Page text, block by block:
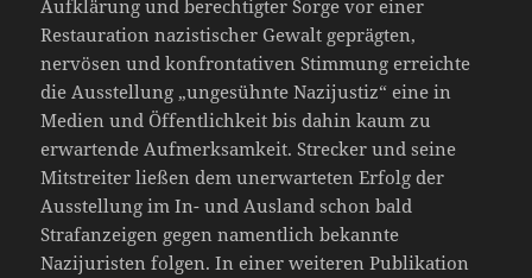
Aufklärung und berechtigter Sorge vor einer
Restauration nazistischer Gewalt geprägten,
nervösen und konfrontativen Stimmung erreichte
die Ausstellung „ungesühnte Nazijustiz“ eine in
Medien und Öffentlichkeit bis dahin kaum zu
erwartende Aufmerksamkeit. Strecker und seine
Mitstreiter ließen dem unerwarteten Erfolg der
Ausstellung im In- und Ausland schon bald
Strafanzeigen gegen namentlich bekannte
Nazijuristen folgen. In einer weiteren Publikation